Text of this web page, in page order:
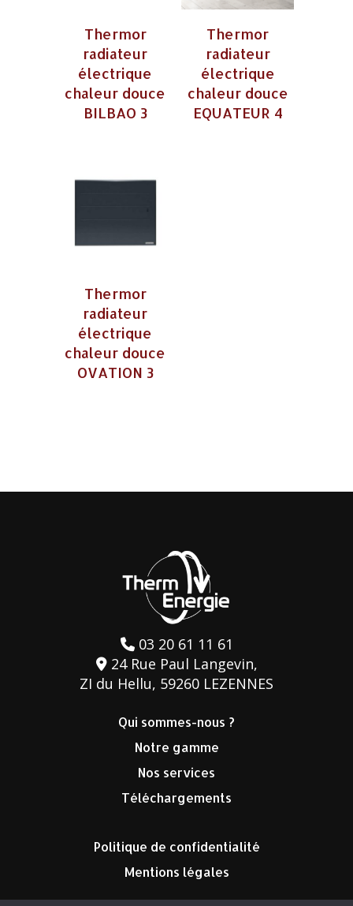
Thermor
radiateur
électrique
chaleur douce
BILBAO 3
Thermor
radiateur
électrique
chaleur douce
EQUATEUR 4
Thermor
radiateur
électrique
chaleur douce
OVATION 3
03 20 61 11 61
24 Rue Paul Langevin,
ZI du Hellu, 59260 LEZENNES
Qui sommes-nous ?
Notre gamme
Nos services
Téléchargements
Politique de confidentialité
Mentions légales